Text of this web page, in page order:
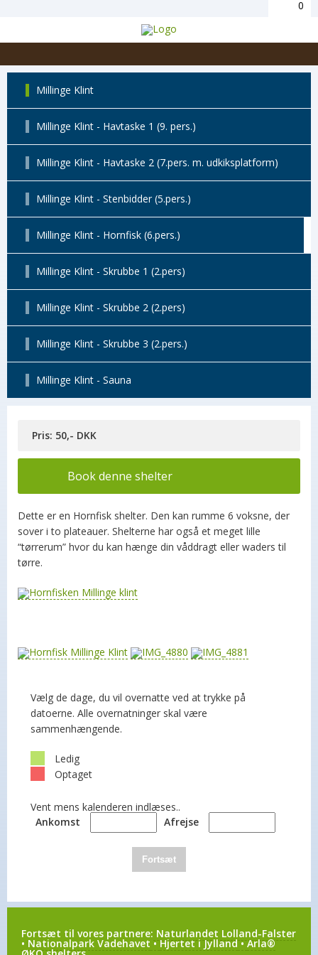
0
Millinge Klint
Millinge Klint - Havtaske 1 (9. pers.)
Millinge Klint - Havtaske 2 (7.pers. m. udkiksplatform)
Millinge Klint - Stenbidder (5.pers.)
Millinge Klint - Hornfisk (6.pers.)
Millinge Klint - Skrubbe 1 (2.pers)
Millinge Klint - Skrubbe 2 (2.pers)
Millinge Klint - Skrubbe 3 (2.pers.)
Millinge Klint - Sauna
Pris: 50,- DKK
Book denne shelter
Dette er en Hornfisk shelter. Den kan rumme 6 voksne, der
sover i to plateauer. Shelterne har også et meget lille
“tørrerum” hvor du kan hænge din våddragt eller waders til
tørre.
Vælg de dage, du vil overnatte ved at trykke på
datoerne. Alle overnatninger skal være
sammenhængende.
Ledig
Optaget
Vent mens kalenderen indlæses..
Ankomst
Afrejse
Fortsæt
Fortsæt til vores partnere: Naturlandet Lolland-Falster
• Nationalpark Vadehavet •Hjertet i Jylland•Arla®